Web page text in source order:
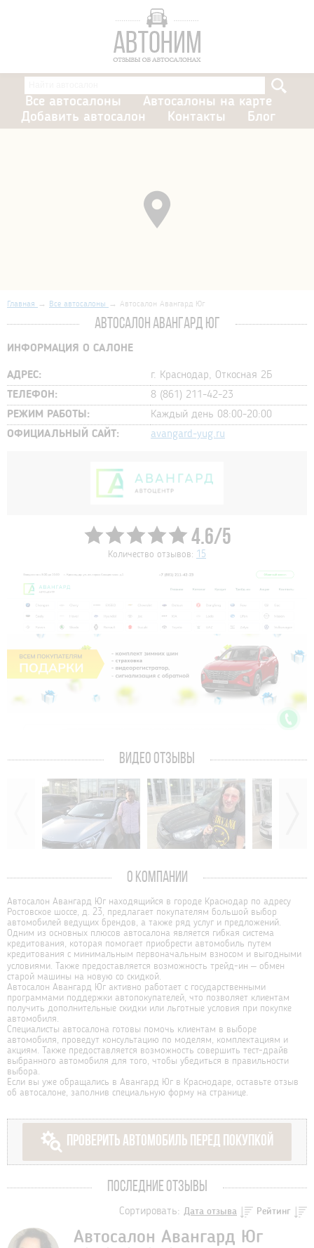
Все автосалоны
Автосалоны на карте
Добавить автосалон
Контакты Блог
Главная Все автосалоны Автосалон Авангард Юг
АВТОСАЛОН АВАНГАРД ЮГ
ИНФОРМАЦИЯ О САЛОНЕ
АДРЕС:
г. Краснодар, Откосная 2Б
ТЕЛЕФОН:
8 (861) 211-42-23
РЕЖИМ РАБОТЫ:
Каждый день 08:00-20:00
ОФИЦИАЛЬНЫЙ САЙТ:
avangard-yug.ru
4.6/5
Количество отзывов: 15
ВИДЕО ОТЗЫВЫ
О КОМПАНИИ
Автосалон Авангард Юг находящийся в городе Краснодар по адресу
Ростовское шоссе, д. 23, предлагает покупателям большой выбор
автомобилей ведущих брендов, а также ряд услуг и предложений.
Одним из основных плюсов автосалона является гибкая система
кредитования, которая помогает приобрести автомобиль путем
кредитования с минимальным первоначальным взносом и выгодными
условиями. Также предоставляется возможность трейд-ин – обмен
старой машины на новую со скидкой.
Автосалон Авангард Юг активно работает с государственными
программами поддержки автопокупателей, что позволяет клиентам
получить дополнительные скидки или льготные условия при покупке
автомобиля.
Специалисты автосалона готовы помочь клиентам в выборе
автомобиля, проведут консультацию по моделям, комплектациям и
акциям. Также предоставляется возможность совершить тест-драйв
выбранного автомобиля для того, чтобы убедиться в правильности
выбора.
Если вы уже обращались в Авангард Юг в Краснодаре, оставьте отзыв
об автосалоне, заполнив специальную форму на странице.
ПРОВЕРИТЬ АВТОМОБИЛЬ ПЕРЕД ПОКУПКОЙ
ПОСЛЕДНИЕ ОТЗЫВЫ
Сортировать: Дата отзыва Рейтинг
Автосалон Авангард Юг